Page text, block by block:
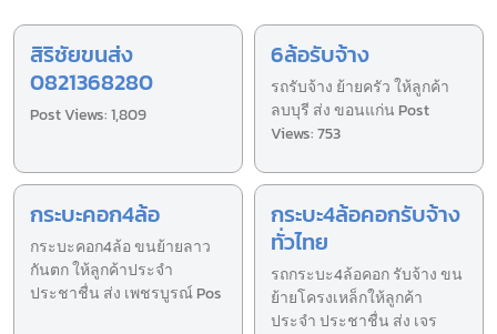
สิริชัยขนส่ง
0821368280
Post Views: 1,809
6ล้อรับจ้าง
รถรับจ้าง ย้ายครัว ให้ลูกค้า
ลบบุรี ส่ง ขอนแก่น Post
Views: 753
กระบะคอก4ล้อ
กระบะคอก4ล้อ ขนย้ายลาว
กันตก ให้ลูกค้าประจำ
ประชาชื่น ส่ง เพชรบูรณ์ Pos
กระบะ4ล้อคอกรับจ้าง
ทั่วไทย
รถกระบะ4ล้อคอก รับจ้าง ขน
ย้ายโครงเหล็กให้ลูกค้า
ประจำ ประชาชื่น ส่ง เจร